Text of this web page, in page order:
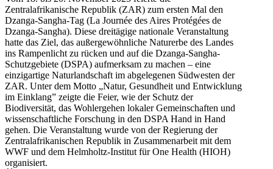
Zentralafrikanische Republik (ZAR) zum ersten Mal den
Dzanga-Sangha-Tag (La Journée des Aires Protégées de
Dzanga-Sangha). Diese dreitägige nationale Veranstaltung
hatte das Ziel, das außergewöhnliche Naturerbe des Landes
ins Rampenlicht zu rücken und auf die Dzanga-Sangha-
Schutzgebiete (DSPA) aufmerksam zu machen – eine
einzigartige Naturlandschaft im abgelegenen Südwesten der
ZAR. Unter dem Motto „Natur, Gesundheit und Entwicklung
im Einklang” zeigte die Feier, wie der Schutz der
Biodiversität, das Wohlergehen lokaler Gemeinschaften und
wissenschaftliche Forschung in den DSPA Hand in Hand
gehen. Die Veranstaltung wurde von der Regierung der
Zentralafrikanischen Republik in Zusammenarbeit mit dem
WWF und dem Helmholtz-Institut für One Health (HIOH)
organisiert.